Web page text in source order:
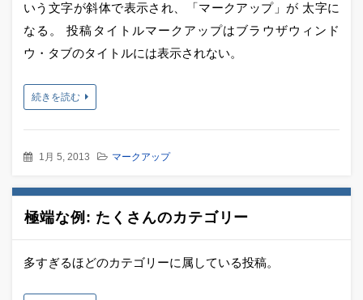
いう文字が斜体で表示され、「マークアップ」が 太字に
なる。 投稿タイトルマークアップはブラウザウィンド
ウ・タブのタイトルには表示されない。
続きを読む
1月 5, 2013 マークアップ
極端な例: たくさんのカテゴリー
多すぎるほどのカテゴリーに属している投稿。